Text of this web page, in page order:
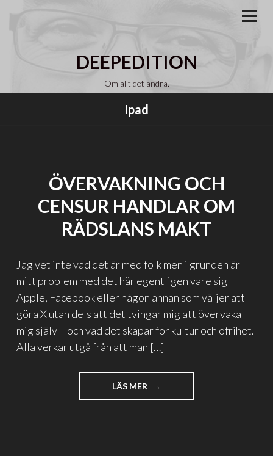
DEEPEDITION
Om allt det andra.
Ipad
ÖVERVAKNING OCH
CENSUR HANDLAR OM
RÄDSLANS MAKT
Jag vet inte vad det är med folk men i grunden är
mitt problem med det här egentligen vare sig
Apple, Facebook eller någon annan som väljer att
göra X utan dels att det tvingar mig att övervaka
mig själv – och vad det skapar för kultur och ofrihet.
Alla verkar utgå från att man […]
LÄS MER
"ÖVERVAKNING
OCH